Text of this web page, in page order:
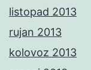
listopad 2013
rujan 2013
kolovoz 2013